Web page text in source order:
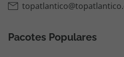
Pacotes Populares